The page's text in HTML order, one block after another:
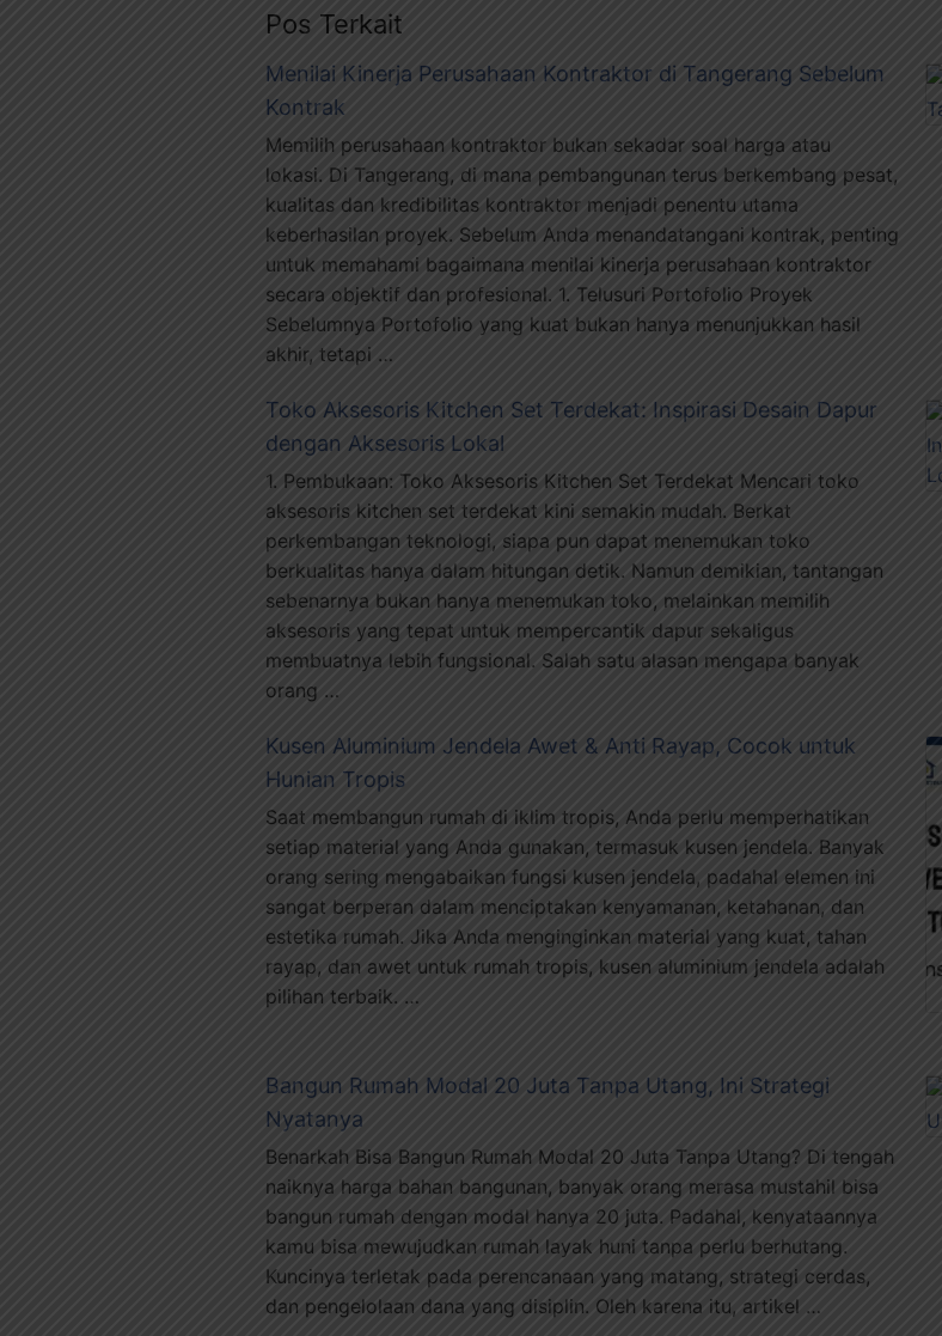
Pos Terkait
Menilai Kinerja Perusahaan Kontraktor di Tangerang Sebelum
Kontrak
Memilih perusahaan kontraktor bukan sekadar soal harga atau
lokasi. Di Tangerang, di mana pembangunan terus berkembang pesat,
kualitas dan kredibilitas kontraktor menjadi penentu utama
keberhasilan proyek. Sebelum Anda menandatangani kontrak, penting
untuk memahami bagaimana menilai kinerja perusahaan kontraktor
secara objektif dan profesional. 1. Telusuri Portofolio Proyek
Sebelumnya Portofolio yang kuat bukan hanya menunjukkan hasil
akhir, tetapi …
Toko Aksesoris Kitchen Set Terdekat: Inspirasi Desain Dapur
dengan Aksesoris Lokal
1. Pembukaan: Toko Aksesoris Kitchen Set Terdekat Mencari toko
aksesoris kitchen set terdekat kini semakin mudah. Berkat
perkembangan teknologi, siapa pun dapat menemukan toko
berkualitas hanya dalam hitungan detik. Namun demikian, tantangan
sebenarnya bukan hanya menemukan toko, melainkan memilih
aksesoris yang tepat untuk mempercantik dapur sekaligus
membuatnya lebih fungsional. Salah satu alasan mengapa banyak
orang …
Kusen Aluminium Jendela Awet & Anti Rayap, Cocok untuk
Hunian Tropis
Saat membangun rumah di iklim tropis, Anda perlu memperhatikan
setiap material yang Anda gunakan, termasuk kusen jendela. Banyak
orang sering mengabaikan fungsi kusen jendela, padahal elemen ini
sangat berperan dalam menciptakan kenyamanan, ketahanan, dan
estetika rumah. Jika Anda menginginkan material yang kuat, tahan
rayap, dan awet untuk rumah tropis, kusen aluminium jendela adalah
pilihan terbaik. …
Bangun Rumah Modal 20 Juta Tanpa Utang, Ini Strategi
Nyatanya
Benarkah Bisa Bangun Rumah Modal 20 Juta Tanpa Utang? Di tengah
naiknya harga bahan bangunan, banyak orang merasa mustahil bisa
bangun rumah dengan modal hanya 20 juta. Padahal, kenyataannya
kamu bisa mewujudkan rumah layak huni tanpa perlu berhutang.
Kuncinya terletak pada perencanaan yang matang, strategi cerdas,
dan pengelolaan dana yang disiplin. Oleh karena itu, artikel …